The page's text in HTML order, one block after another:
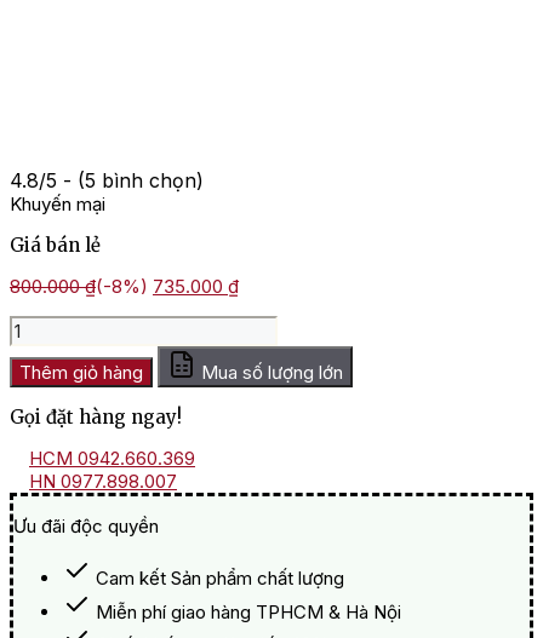
4.8/5 - (5 bình chọn)
Khuyến mại
Giá bán lẻ
800.000₫(-8%) Giá
800.000 ₫.
735.000 ₫Giá
là:
735.000 ₫.
Hộp
Quà
Tết
Xuân
An
lượng
Thêm giỏ hàng
Mua số lượng lớn
Gọi đặt hàng ngay!
HCM 0942.660.369
HN 0977.898.007
Ưu đãi độc quyền
Cam kết Sản phẩm chất lượng
Miễn phí giao hàng TPHCM & Hà Nội